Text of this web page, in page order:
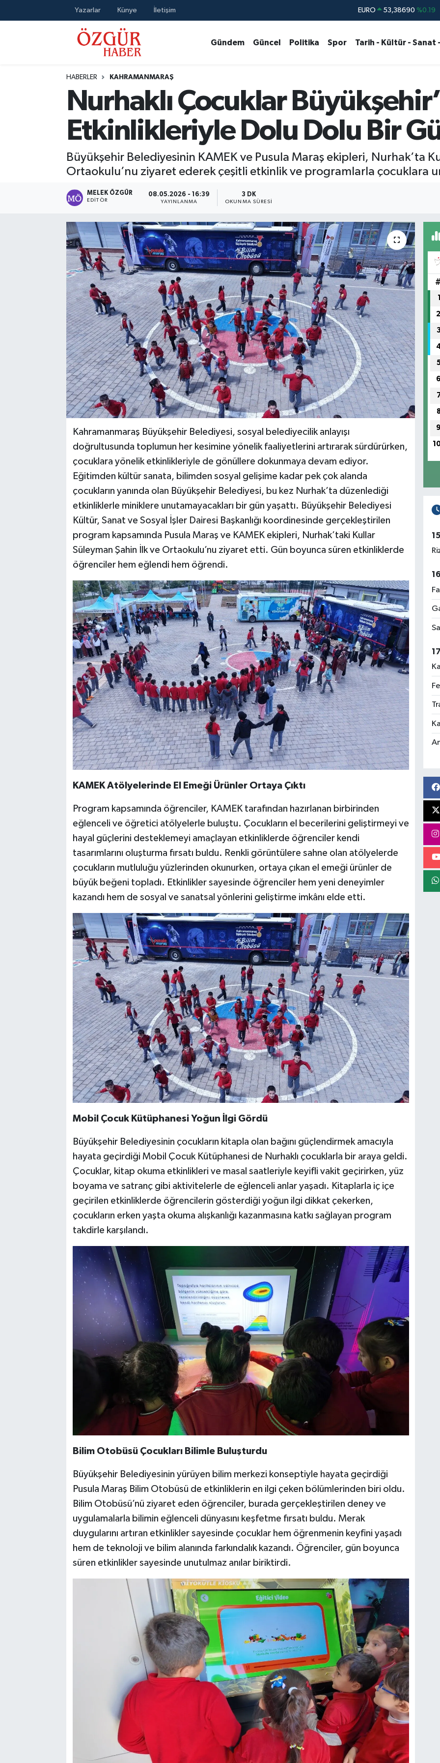
Yazarlar Künye İletişim STERLİN 61,60380 %0.18
BİST100 14.598,00 %0
EURO 53,38690 %0.19
Gündem Güncel Politika Spor Tarih - Kültür - Sanat
HABERLER KAHRAMANMARAŞ
Nurhaklı Çocuklar
Etkinlikleriyle Dolu Dolu Bir
Büyükşehir Belediyesinin KAMEK ve Pusula Maraş ekipleri, Nurhak’ta
Ortaokulu’nu ziyaret ederek çeşitli etkinlik ve programlarla çocuklara
MELEK ÖZGÜR
EDITÖR
08.05.2026 - 16:39
YAYINLANMA
3 DK
OKUNMA SÜRESI
Kahramanmaraş Büyükşehir Belediyesi, sosyal belediyecilik anlayışı
doğrultusunda toplumun her kesimine yönelik faaliyetlerini artırarak sürdürürken,
çocuklara yönelik etkinlikleriyle de gönüllere dokunmaya devam ediyor.
Eğitimden kültür sanata, bilimden sosyal gelişime kadar pek çok alanda
çocukların yanında olan Büyükşehir Belediyesi, bu kez Nurhak’ta düzenlediği
etkinliklerle miniklere unutamayacakları bir gün yaşattı. Büyükşehir Belediyesi
Kültür, Sanat ve Sosyal İşler Dairesi Başkanlığı koordinesinde gerçekleştirilen
program kapsamında Pusula Maraş ve KAMEK ekipleri, Nurhak’taki Kullar
Süleyman Şahin İlk ve Ortaokulu’nu ziyaret etti. Gün boyunca süren etkinliklerde
öğrenciler hem eğlendi hem öğrendi.
KAMEK Atölyelerinde El Emeği Ürünler Ortaya Çıktı
Program kapsamında öğrenciler, KAMEK tarafından hazırlanan birbirinden
eğlenceli ve öğretici atölyelerle buluştu. Çocukların el becerilerini geliştirmeyi ve
hayal güçlerini desteklemeyi amaçlayan etkinliklerde öğrenciler kendi
tasarımlarını oluşturma fırsatı buldu. Renkli görüntülere sahne olan atölyelerde
çocukların mutluluğu yüzlerinden okunurken, ortaya çıkan el emeği ürünler de
büyük beğeni topladı. Etkinlikler sayesinde öğrenciler hem yeni deneyimler
kazandı hem de sosyal ve sanatsal yönlerini geliştirme imkânı elde etti.
Mobil Çocuk Kütüphanesi Yoğun İlgi Gördü
Büyükşehir Belediyesinin çocukların kitapla olan bağını güçlendirmek amacıyla
hayata geçirdiği Mobil Çocuk Kütüphanesi de Nurhaklı çocuklarla bir araya geldi.
Çocuklar, kitap okuma etkinlikleri ve masal saatleriyle keyifli vakit geçirirken, yüz
boyama ve satranç gibi aktivitelerle de eğlenceli anlar yaşadı. Kitaplarla iç içe
geçirilen etkinliklerde öğrencilerin gösterdiği yoğun ilgi dikkat çekerken,
çocukların erken yaşta okuma alışkanlığı kazanmasına katkı sağlayan program
takdirle karşılandı.
Bilim Otobüsü Çocukları Bilimle Buluşturdu
Büyükşehir Belediyesinin yürüyen bilim merkezi konseptiyle hayata geçirdiği
Pusula Maraş Bilim Otobüsü de etkinliklerin en ilgi çeken bölümlerinden biri oldu.
Bilim Otobüsü’nü ziyaret eden öğrenciler, burada gerçekleştirilen deney ve
uygulamalarla bilimin eğlenceli dünyasını keşfetme fırsatı buldu. Merak
duygularını artıran etkinlikler sayesinde çocuklar hem öğrenmenin keyfini yaşadı
hem de teknoloji ve bilim alanında farkındalık kazandı. Öğrenciler, gün boyunca
süren etkinlikler sayesinde unutulmaz anılar biriktirdi.
#
1
2
6
9
MODA - GÜZELLİK
Tarih - Kültür - Sanat - Turizm
Nöbetçi Eczaneler
Trafik Durumu
Süper Lig Puan Durumu ve Fikstür
Tüm Manşetler
Son Dakika Haberleri